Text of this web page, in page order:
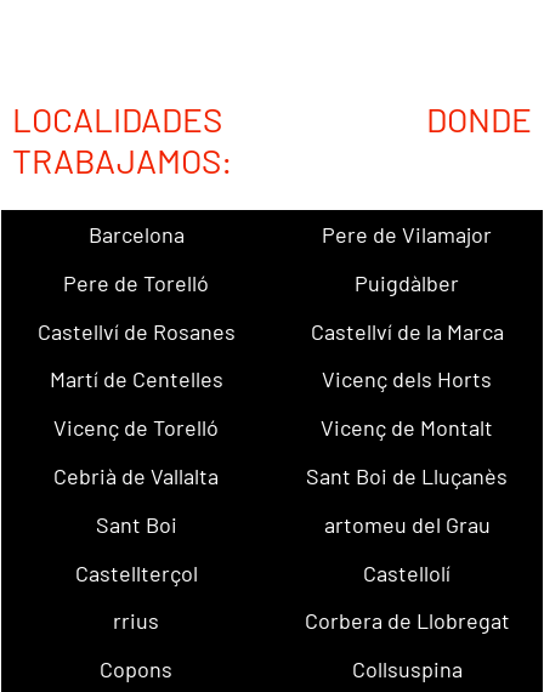
LOCALIDADES DONDE
TRABAJAMOS:
Barcelona
Pere de Vilamajor
Pere de Torelló
Puigdàlber
Castellví de Rosanes
Castellví de la Marca
Martí de Centelles
Vicenç dels Horts
Vicenç de Torelló
Vicenç de Montalt
Cebrià de Vallalta
Sant Boi de Lluçanès
Sant Boi
artomeu del Grau
Castellterçol
Castellolí
rrius
Corbera de Llobregat
Copons
Collsuspina